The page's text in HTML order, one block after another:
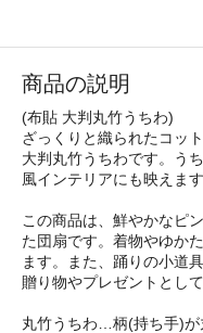
商品の説明
(布貼 大判丸竹うちわ)
ざっくりと織られたコッ
大判丸竹うちわです。う
風インテリアにも映えます
この商品は、鮮やかなピ
た団扇です。着物やゆか
ます。また、踊りの小道
贈り物やプレゼントとして
丸竹うちわ…柄(持ち手)が